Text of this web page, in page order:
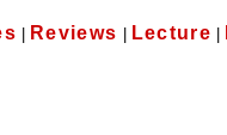
Reviews Lecture